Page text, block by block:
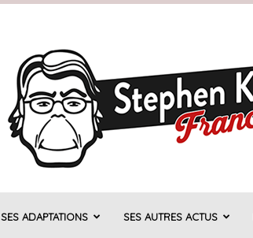
Stephen
SES ADAPTATIONS SES AUTRES ACTUS